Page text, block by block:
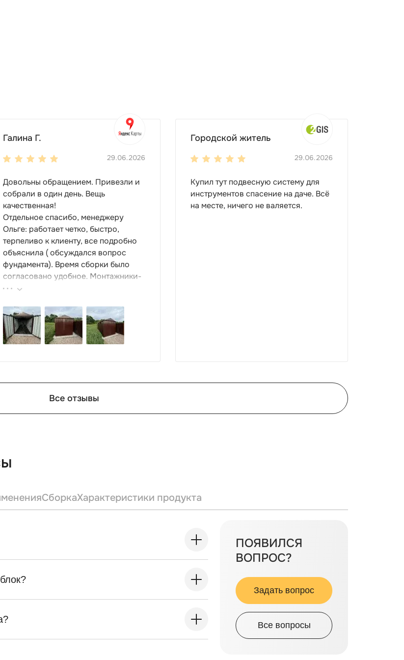
Галина Г.
29.06.2026
Довольны обращением. Привезли и
собрали в один день. Вещь
качественная!
Отдельное спасибо, менеджеру
Ольге: работает четко, быстро,
терпеливо к клиенту, все подробно
объяснила ( обсуждался вопрос
фундамента). Время сборки было
согласовано удобное. Монтажники-
грамотные , культурные ребята.
такой работы : большой выбор
продукции, реальные цены.
Городской житель
29.06.2026
Купил тут подвесную систему для
инструментов спасение на даче. Всё
на месте, ничего не валяется.
Все отзывы
СборкаХарактеристики продукта
ПОЯВИЛСЯ
ВОПРОС?
Задать вопрос
Все вопросы